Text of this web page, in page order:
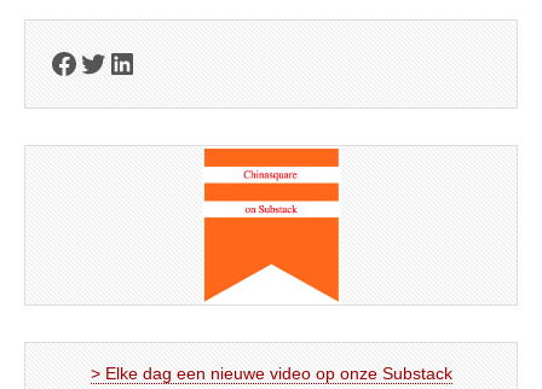
Facebook
Twitter
LinkedIn
> Elke dag een nieuwe video op onze Substack